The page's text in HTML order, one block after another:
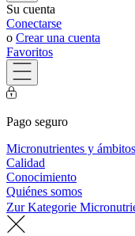
Su cuenta
Conectarse
o Crear una cuenta
Favoritos
Pago seguro
Micronutrientes y
Calidad
Conocimiento
Quiénes somos
Zur Kategorie